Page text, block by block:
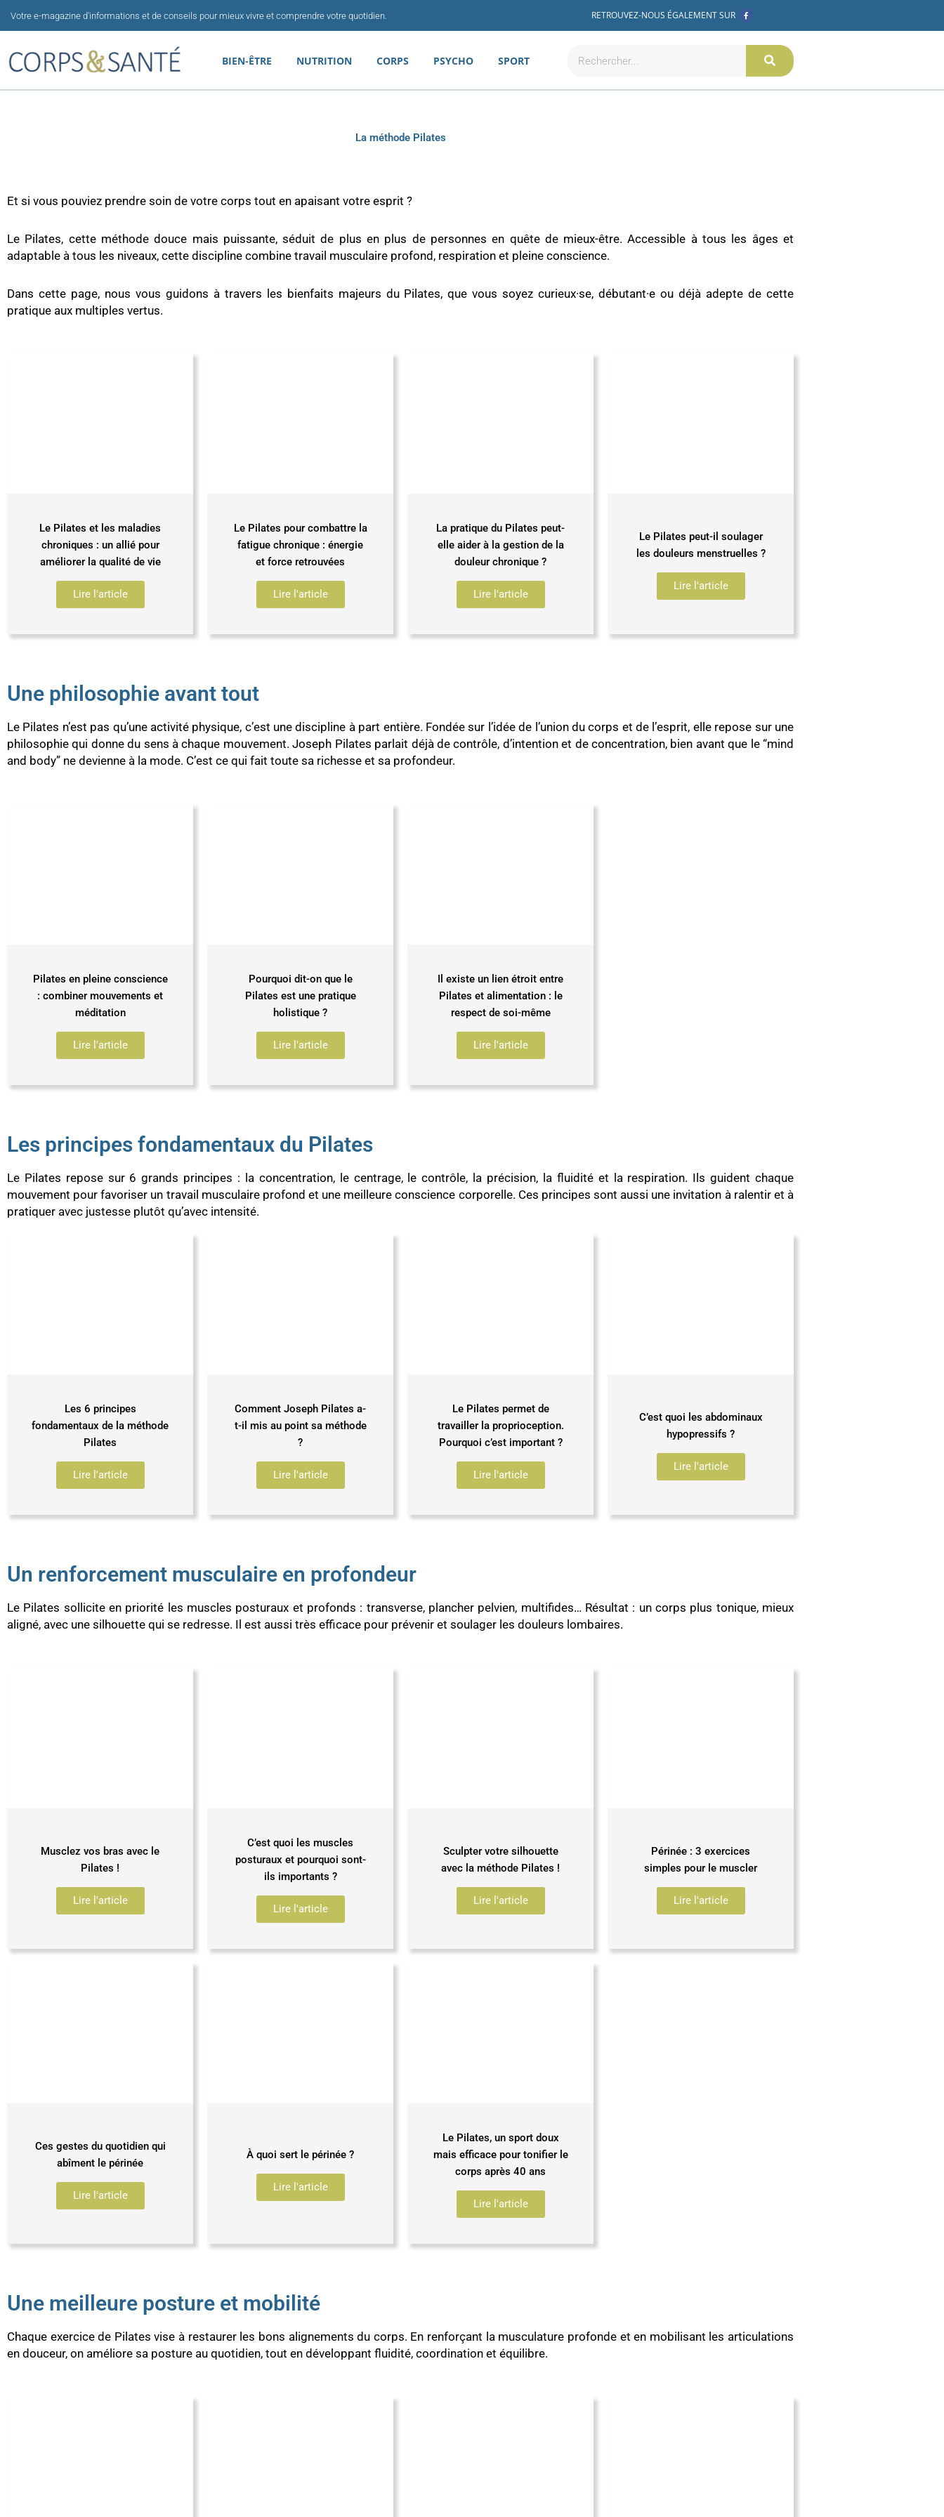
Votre e-magazine d'informations et de conseils pour mieux vivre et comprendre votre quotidien. RETROUVEZ-NOUS ÉGALEMENT SUR
a
e
o
BIEN-ÊTRE NUTRITION CORPS PSYCHO SPORT
La méthode Pilates
Et si vous pouviez prendre soin de votre corps tout en apaisant votre esprit ?
Le Pilates, cette méthode douce mais puissante, séduit de plus en plus de personnes en quête de mieux-être. Accessible à tous les âges et
adaptable à tous les niveaux, cette discipline combine travail musculaire profond, respiration et pleine conscience.
Dans cette page, nous vous guidons à travers les bienfaits majeurs du Pilates, que vous soyez curieux·se, débutant·e ou déjà adepte de cette
pratique aux multiples vertus.
Le Pilates et les maladies
chroniques : un allié pour
améliorer la qualité de vie
Lire l'article
Le Pilates pour combattre la
fatigue chronique : énergie
et force retrouvées
Lire l'article
La pratique du Pilates peut-
elle aider à la gestion de la
douleur chronique ?
Lire l'article
Le Pilates peut-il soulager
les douleurs menstruelles ?
Lire l'article
Une philosophie avant tout
Le Pilates n’est pas qu’une activité physique, c’est une discipline à part entière. Fondée sur l’idée de l’union du corps et de l’esprit, elle repose sur une
philosophie qui donne du sens à chaque mouvement. Joseph Pilates parlait déjà de contrôle, d’intention et de concentration, bien avant que le “mind
and body” ne devienne à la mode. C’est ce qui fait toute sa richesse et sa profondeur.
Pilates en pleine conscience
: combiner mouvements et
méditation
Lire l'article
Pourquoi dit-on que le
Pilates est une pratique
holistique ?
Lire l'article
Il existe un lien étroit entre
Pilates et alimentation : le
respect de soi-même
Lire l'article
Les principes fondamentaux du Pilates
Le Pilates repose sur 6 grands principes : la concentration, le centrage, le contrôle, la précision, la fluidité et la respiration. Ils guident chaque
mouvement pour favoriser un travail musculaire profond et une meilleure conscience corporelle. Ces principes sont aussi une invitation à ralentir et à
pratiquer avec justesse plutôt qu’avec intensité.
Les 6 principes
fondamentaux de la méthode
Pilates
Lire l'article
Comment Joseph Pilates a-
t-il mis au point sa méthode
?
Lire l'article
Le Pilates permet de
travailler la proprioception.
Pourquoi c’est important ?
Lire l'article
C’est quoi les abdominaux
hypopressifs ?
Lire l'article
Un renforcement musculaire en profondeur
Le Pilates sollicite en priorité les muscles posturaux et profonds : transverse, plancher pelvien, multifides… Résultat : un corps plus tonique, mieux
aligné, avec une silhouette qui se redresse. Il est aussi très efficace pour prévenir et soulager les douleurs lombaires.
Musclez vos bras avec le
Pilates !
Lire l'article
C’est quoi les muscles
posturaux et pourquoi sont-
ils importants ?
Lire l'article
Sculpter votre silhouette
avec la méthode Pilates !
Lire l'article
Périnée : 3 exercices
simples pour le muscler
Lire l'article
Ces gestes du quotidien qui
abîment le périnée
Lire l'article
À quoi sert le périnée ?
Lire l'article
Le Pilates, un sport doux
mais efficace pour tonifier le
corps après 40 ans
Lire l'article
Une meilleure posture et mobilité
Chaque exercice de Pilates vise à restaurer les bons alignements du corps. En renforçant la musculature profonde et en mobilisant les articulations
en douceur, on améliore sa posture au quotidien, tout en développant fluidité, coordination et équilibre.